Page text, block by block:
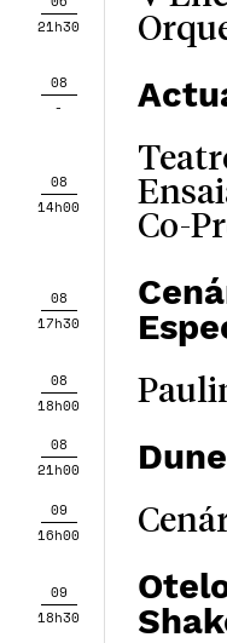
21h30
08
-
08
14h00
Co-
08
17h30
08
18h00
08
21h00
Dune
09
16h00
09
18h30